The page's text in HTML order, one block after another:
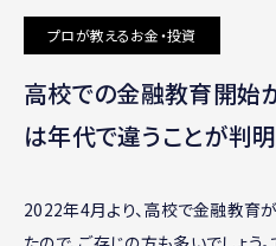
プロが教えるお金・投資
高校での金融教育開
は年代で違うことが判明
2022年4月より、高校で金融教育